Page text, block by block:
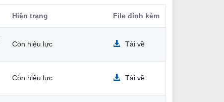
Hiện trạng File đính kèm
Còn hiệu lực Tải về
Còn hiệu lực Tải về